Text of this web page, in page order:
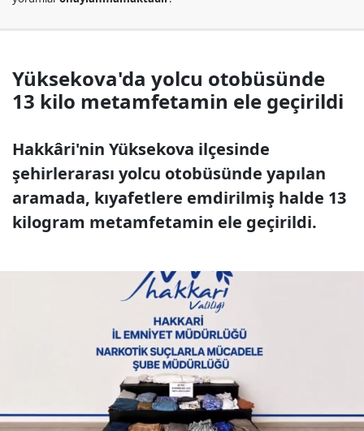
Yüksekova'da yolcu otobüsünde
13 kilo metamfetamin ele geçirildi
Hakkâri'nin Yüksekova ilçesinde
şehirlerarası yolcu otobüsünde yapılan
aramada, kıyafetlere emdirilmiş halde 13
kilogram metamfetamin ele geçirildi.